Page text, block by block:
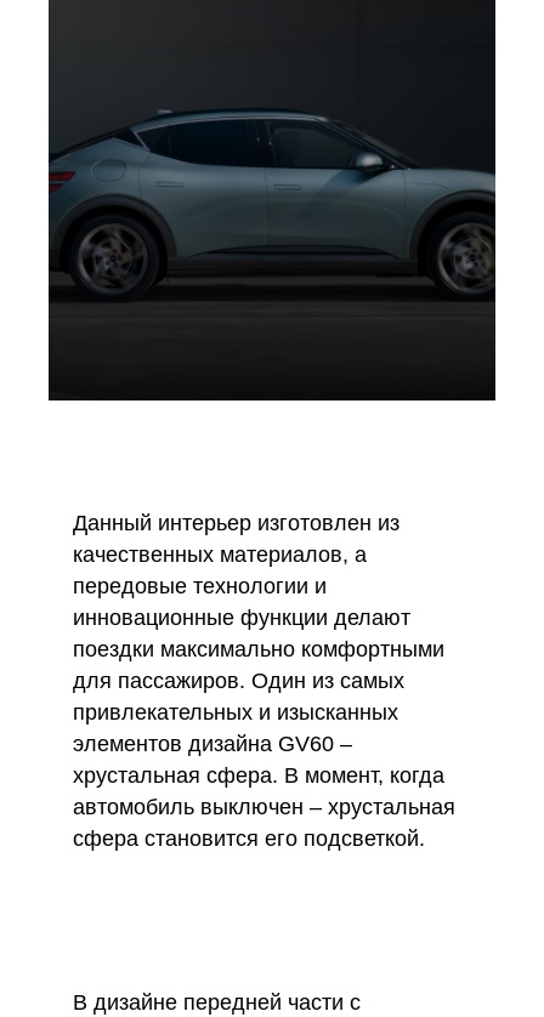
Данный интерьер изготовлен из
качественных материалов, а
передовые технологии и
инновационные функции делают
поездки максимально комфортными
для пассажиров. Один из самых
привлекательных и изысканных
элементов дизайна GV60 –
хрустальная сфера. В момент, когда
автомобиль выключен – хрустальная
сфера становится его подсветкой.
В дизайне передней части с